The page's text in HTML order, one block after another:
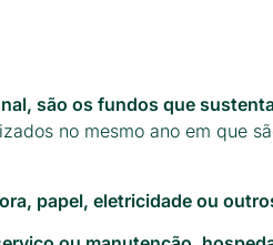
são os fundos que
no mesmo ano em que
papel, eletricidade ou